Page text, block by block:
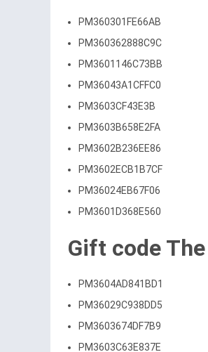
PM360301FE66AB
PM360362888C9C
PM3601146C73BB
PM36043A1CFFC0
PM3603CF43E3B
PM3603B658E2FA
PM3602B236EE86
PM3602ECB1B7CF
PM36024EB67F06
PM3601D368E560
Gift code
PM3604AD841BD1
PM36029C938DD5
PM3603674DF7B9
PM3603C63E837E